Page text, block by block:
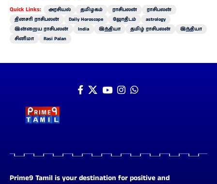
Quick Links: அரசியல் தமிழகம் ராசிபலன்
ராசிபலன்
தினசரி ராசிபலன்
Daily Horoscope ஜோதிடம்
astrology
இன்றைய ராசிபலன்
India இந்தியா தமிழ் ராசிபலன்
இந்தியா
சினிமா
Rasi Palan
Prime9 Tamil is your destination for positive and